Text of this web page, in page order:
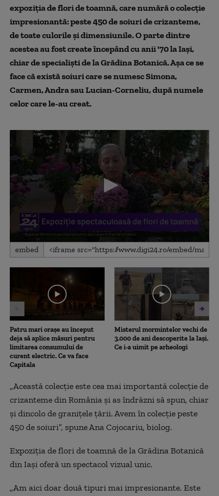
expoziția de flori de toamnă, care numără o colecție
impresionantă: peste 450 de soiuri de crizanteme,
de toate culorile și dimensiunile. O parte dintre
acestea au fost create începând cu anii '70 la Iași,
chiar de specialiști de la Grădina Botanică. Așa ce se
face că există soiuri care se numesc Simona,
Carmen, Andra sau Lucian-Corneliu, după numele
celor care le-au creat.
0
seconds
2
seconds
embed
Patru mari orașe au început
deja să aplice măsuri pentru
limitarea consumului de
curent electric. Ce va face
Capitala
Misterul mormintelor vechi de
3.000 de ani descoperite la Iași.
Ce i-a uimit pe arheologi
„Această colecție este cea mai importantă colecție de
crizanteme din România și as îndrăzni să spun, chiar
și dincolo de granițele țării. Avem în colecție peste
450 de soiuri”, spune Ana Cojocariu, biolog.
Expoziția de flori de toamnă de la Grădina Botanică
din Iași oferă un spectacol vizual unic.
„Am aici doar două tipuri mai impresionante. Este